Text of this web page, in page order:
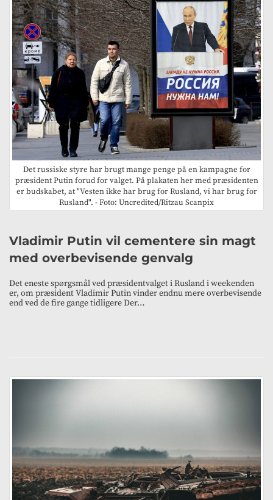
Det russiske styre har brugt mange penge på en kampagne for
præsident Putin forud for valget. På plakaten her med præsidenten
er budskabet, at "Vesten ikke har brug for Rusland, vi har brug for
Rusland". - Foto: Uncredited/Ritzau Scanpix
Vladimir Putin vil cementere sin magt
med overbevisende genvalg
Det eneste spørgsmål ved præsidentvalget i Rusland i weekenden
er, om præsident Vladimir Putin vinder endnu mere overbevisende
end ved de fire gange tidligere Der…